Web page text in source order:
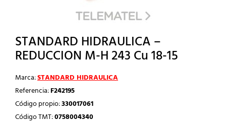
STANDARD HIDRAULICA –
REDUCCION M-H 243 Cu 18-15
Marca:STANDARD HIDRAULICA
Referencia:F242195
Código propio:330017061
Código TMT:0758004340